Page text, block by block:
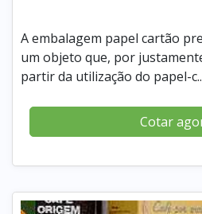
A embalagem papel cartão
um objeto que, por
partir da utilização do papel-
Cotar